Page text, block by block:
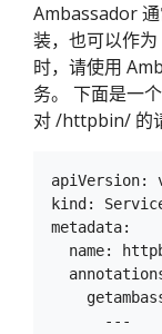
Ambassador
装，也可以作
时，请使用
务。 下面是一
对 /httpbin/ 的
apiVersion:
kind:
metadata:
name:
      ---